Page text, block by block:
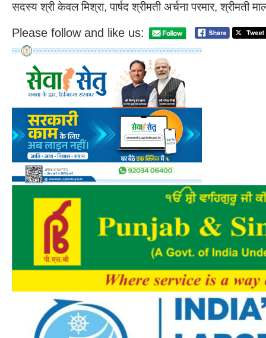
सदस्य श्री केवल मिश्रा, पार्षद श्रीमती अर्चना परमार, श्रीमती
Please follow and like us: